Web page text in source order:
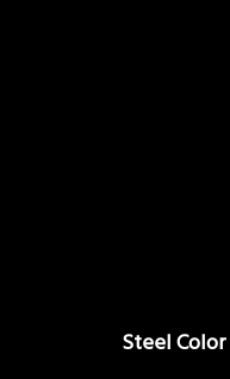
Steel Color